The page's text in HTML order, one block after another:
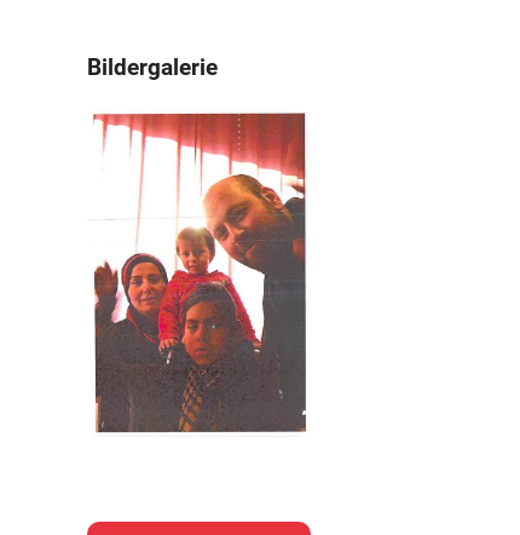
Bildergalerie